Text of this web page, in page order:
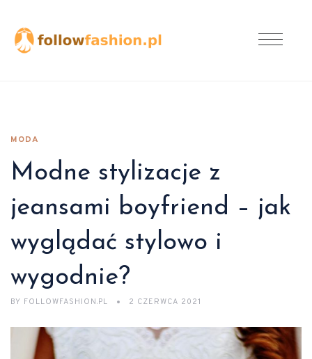
MODA
Modne stylizacje z
jeansami boyfriend – jak
wyglądać stylowo i
wygodnie?
BY FOLLOWFASHION.PL 2 CZERWCA 2021